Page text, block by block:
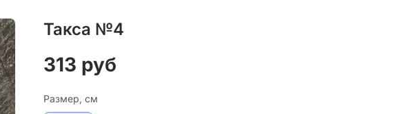
Такса №4
313 руб
Размер, см